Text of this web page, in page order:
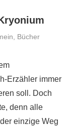
Bücher
Erzähler immer
soll. Doch
denn alle
einzige Weg